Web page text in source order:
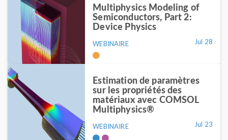
Multiphysics Modeling of
Semiconductors, Part 2:
Device Physics
WEBINAIRE Jul 28
Estimation de paramètres
sur les propriétés des
matériaux avec COMSOL
Multiphysics®
WEBINAIRE Jul 23